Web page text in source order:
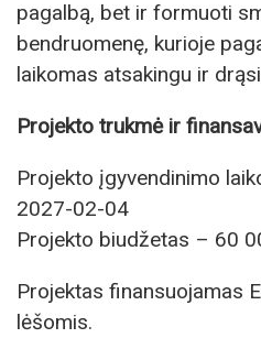
pagalbą, bet ir formuoti
bendruomenę, kurioje
laikomas atsakingu ir
Projekto trukmė ir
Projekto įgyvendinimo
2027-02-04
Projekto biudžetas – 60
Projektas finansuojamas
lėšomis.